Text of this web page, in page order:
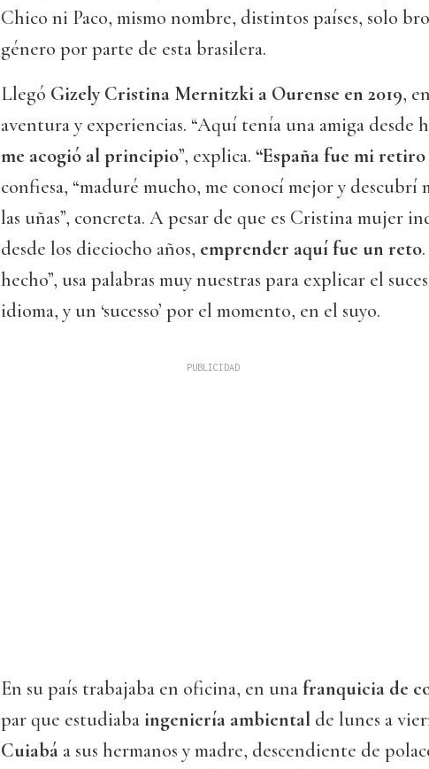
Chico ni Paco, mismo nombre, distintos países, solo
género por parte de esta brasilera.
Llegó Gizely Cristina Mernitzki a Ourense en 2019,
aventura y experiencias. “Aquí tenía una amiga desde
me acogió al principio”, explica. “España fue mi
confiesa, “maduré mucho, me conocí mejor y descubrí
las uñas”, concreta. A pesar de que es Cristina mujer
desde los dieciocho años, emprender aquí fue un reto
hecho”, usa palabras muy nuestras para explicar el
idioma, y un ‘sucesso’ por el momento, en el suyo.
En su país trabajaba en oficina, en unafranquicia de
par que estudiaba ingeniería ambiental de lunes a
Cuiabá a sus hermanos y madre, descendiente de